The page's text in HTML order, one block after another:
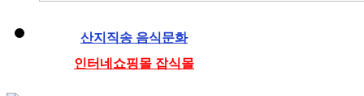
산지직송 음식문화
인터네쇼핑몰 잡식몰